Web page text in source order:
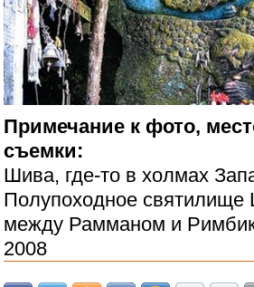
Примечание к фото,
съемки:
Шива, где-то в холмах
Полупоходное святилище
между Рамманом и
2008